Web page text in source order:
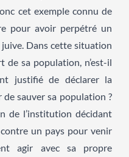
cet exemple connu de
pour avoir perpétré un
Dans cette situation
sa population, n’est-il
justifié de déclarer la
sauver sa population ?
de l’institution décidant
un pays pour venir
agir avec sa propre